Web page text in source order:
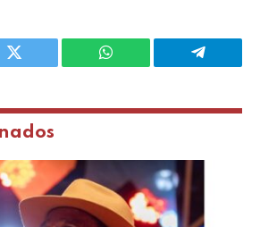
Twitter WhatsApp Telegram